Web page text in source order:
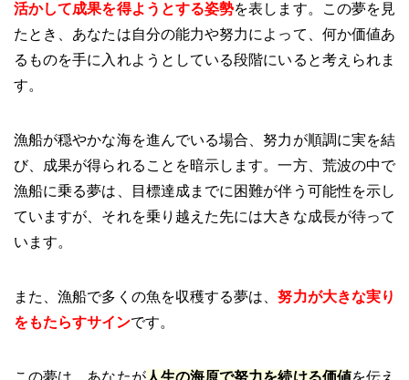
活かして成果を得ようとする姿勢を表します。この夢を見
たとき、あなたは自分の能力や努力によって、何か価値あ
るものを手に入れようとしている段階にいると考えられま
す。
漁船が穏やかな海を進んでいる場合、努力が順調に実を結
び、成果が得られることを暗示します。一方、荒波の中で
漁船に乗る夢は、目標達成までに困難が伴う可能性を示し
ていますが、それを乗り越えた先には大きな成長が待って
います。
また、漁船で多くの魚を収穫する夢は、努力が大きな実り
をもたらすサインです。